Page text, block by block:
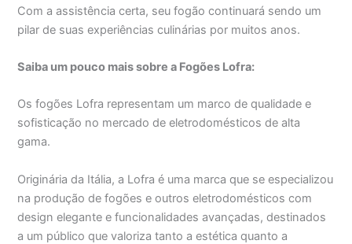
Com a assistência certa, seu fogão continuará sendo um
pilar de suas experiências culinárias por muitos anos.
Saiba um pouco mais sobre a Fogões Lofra:
Os fogões Lofra representam um marco de qualidade e
sofisticação no mercado de eletrodomésticos de alta
gama.
Originária da Itália, a Lofra é uma marca que se especializou
na produção de fogões e outros eletrodomésticos com
design elegante e funcionalidades avançadas, destinados
a um público que valoriza tanto a estética quanto a